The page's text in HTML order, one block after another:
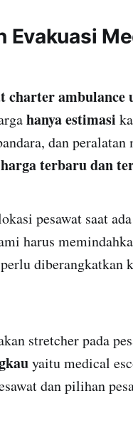
Evakuasi
charter ambulance
hanya estimasi
dan
terbaru dan
pesawat saat
harus
diberangkatkan
stretcher pada
yaitu medical
dan pilihan